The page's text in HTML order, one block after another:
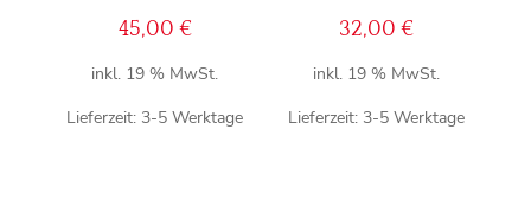
45,00 €
inkl. 19 % MwSt.
Lieferzeit: 3-5 Werktage
32,00 €
inkl. 19 % MwSt.
Lieferzeit: 3-5 Werktage